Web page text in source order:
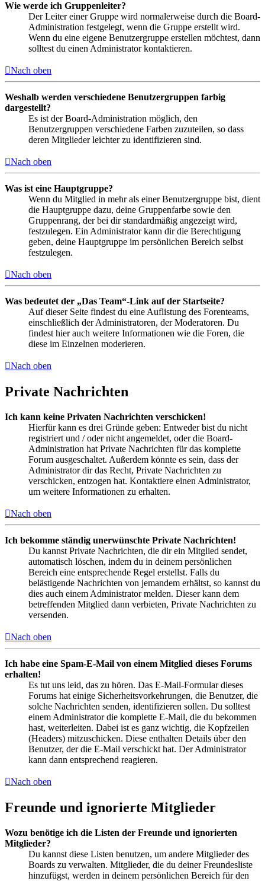
Wie werde ich Gruppenleiter?
Der Leiter einer Gruppe wird normalerweise durch die Board-
Administration festgelegt, wenn die Gruppe erstellt wird.
Wenn du eine eigene Benutzergruppe erstellen möchtest, dann
solltest du einen Administrator kontaktieren.
Nach oben
Weshalb werden verschiedene Benutzergruppen farbig
dargestellt?
Es ist der Board-Administration möglich, den
Benutzergruppen verschiedene Farben zuzuteilen, so dass
deren Mitglieder leichter zu identifizieren sind.
Nach oben
Was ist eine Hauptgruppe?
Wenn du Mitglied in mehr als einer Benutzergruppe bist, dient
die Hauptgruppe dazu, deine Gruppenfarbe sowie den
Gruppenrang, der bei dir standardmäßig angezeigt wird,
festzulegen. Ein Administrator kann dir die Berechtigung
geben, deine Hauptgruppe im persönlichen Bereich selbst
festzulegen.
Nach oben
Was bedeutet der „Das Team“-Link auf der Startseite?
Auf dieser Seite findest du eine Auflistung des Forenteams,
einschließlich der Administratoren, der Moderatoren. Du
findest hier auch weitere Informationen wie die Foren, die
diese im Einzelnen moderieren.
Nach oben
Private Nachrichten
Ich kann keine Privaten Nachrichten verschicken!
Hierfür kann es drei Gründe geben: Entweder bist du nicht
registriert und / oder nicht angemeldet, oder die Board-
Administration hat Private Nachrichten für das komplette
Forum ausgeschaltet. Außerdem könnte es sein, dass der
Administrator dir das Recht, Private Nachrichten zu
verschicken, entzogen hat. Kontaktiere einen Administrator,
um weitere Informationen zu erhalten.
Nach oben
Ich bekomme ständig unerwünschte Private Nachrichten!
Du kannst Private Nachrichten, die dir ein Mitglied sendet,
automatisch löschen, indem du in deinem persönlichen
Bereich eine entsprechende Regel erstellst. Falls du
belästigende Nachrichten von jemandem erhältst, so kannst du
dies auch einem Administrator melden. Dieser kann dem
betreffenden Mitglied dann verbieten, Private Nachrichten zu
versenden.
Nach oben
Ich habe eine Spam-E-Mail von einem Mitglied dieses Forums
erhalten!
Es tut uns leid, das zu hören. Das E-Mail-Formular dieses
Forums hat einige Sicherheitsvorkehrungen, die Benutzer, die
solche Nachrichten senden, identifizieren sollen. Du solltest
einem Administrator die komplette E-Mail, die du bekommen
hast, weiterleiten. Dabei ist es ganz wichtig, die Kopfzeilen
(Headers) mitzuschicken. Diese enthalten Details über den
Benutzer, der die E-Mail verschickt hat. Der Administrator
kann dann entsprechend reagieren.
Nach oben
Freunde und ignorierte Mitglieder
Wozu benötige ich die Listen der Freunde und ignorierten
Mitglieder?
Du kannst diese Listen benutzen, um andere Mitglieder des
Boards zu verwalten. Mitglieder, die du deiner Freundesliste
hinzufügst, werden in deinem persönlichen Bereich für den